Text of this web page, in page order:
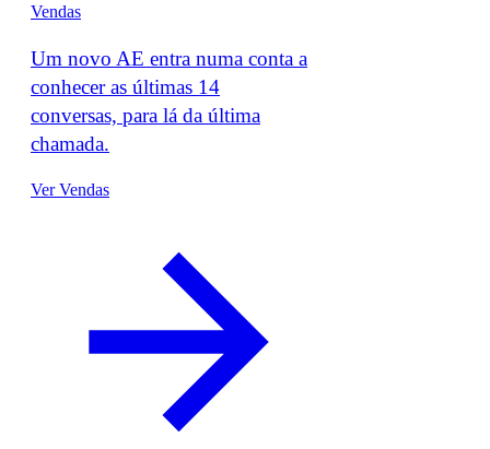
Vendas
Um novo AE entra numa conta a
conhecer as últimas 14
conversas, para lá da última
chamada.
Ver Vendas